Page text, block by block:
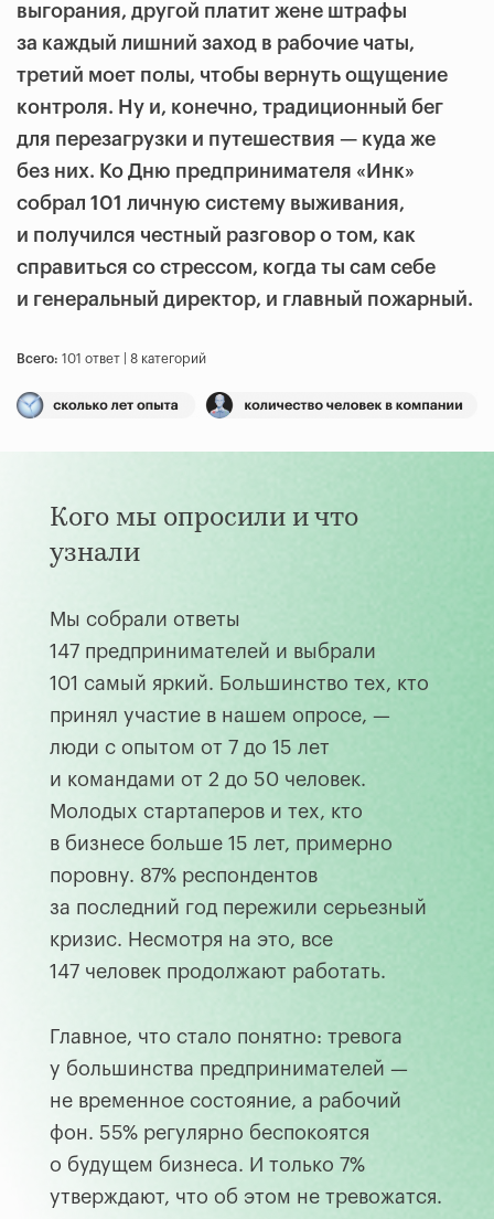
выгорания, другой платит жене штрафы
за каждый лишний заход в рабочие чаты,
третий моет полы, чтобы вернуть ощущение
контроля. Ну и, конечно, традиционный бег
для перезагрузки и путешествия — куда же
без них. Ко Дню предпринимателя «Инк»
собрал 101 личную систему выживания,
и получился честный разговор о том, как
справиться со стрессом, когда ты сам себе
и генеральный директор, и главный пожарный.
Всего: 101 ответ | 8 категорий
Кого мы опросили и что
узнали
Мы собрали ответы
147 предпринимателей и выбрали
101 самый яркий. Большинство тех, кто
принял участие в нашем опросе, —
люди с опытом от 7 до 15 лет
и командами от 2 до 50 человек.
Молодых стартаперов и тех, кто
в бизнесе больше 15 лет, примерно
поровну. 87% респондентов
за последний год пережили серьезный
кризис. Несмотря на это, все
147 человек продолжают работать.
Главное, что стало понятно: тревога
у большинства предпринимателей —
не временное состояние, а рабочий
фон. 55% регулярно беспокоятся
о будущем бизнеса. И только 7%
утверждают, что об этом не тревожатся.